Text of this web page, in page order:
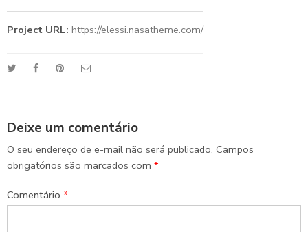
Project URL: https://elessi.nasatheme.com/
Deixe um comentário
O seu endereço de e-mail não será publicado. Campos
obrigatórios são marcados com *
Comentário *